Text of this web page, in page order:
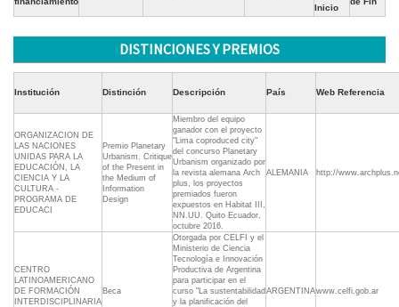
Inicio
DISTINCIONES Y PREMIOS
Institución Distinción Descripción País Web Referencia
ORGANIZACION DE
LAS NACIONES
UNIDAS PARA LA
EDUCACIÓN, LA
CIENCIA Y LA
CULTURA -
PROGRAMA DE
EDUCACI
Premio Planetary
Urbanism. Critique
of the Present in
the Medium of
Information
Design
Miembro del equipo
ganador con el proyecto
"Lima coproduced city"
del concurso Planetary
Urbanism organizado por
la revista alemana Arch
plus, los proyectos
premiados fueron
expuestos en Habitat III,
NN.UU. Quito Ecuador,
octubre 2016.
ALEMANIA http://
CENTRO
LATINOAMERICANO
DE FORMACIÓN
INTERDISCIPLINARIA
Beca
Otorgada por CELFI y el
Ministerio de Ciencia
Tecnología e Innovación
Productiva de Argentina
para participar en el
curso "La sustentabilidad
y la planificación del
ARGENTINAwww.celfi.gob.ar